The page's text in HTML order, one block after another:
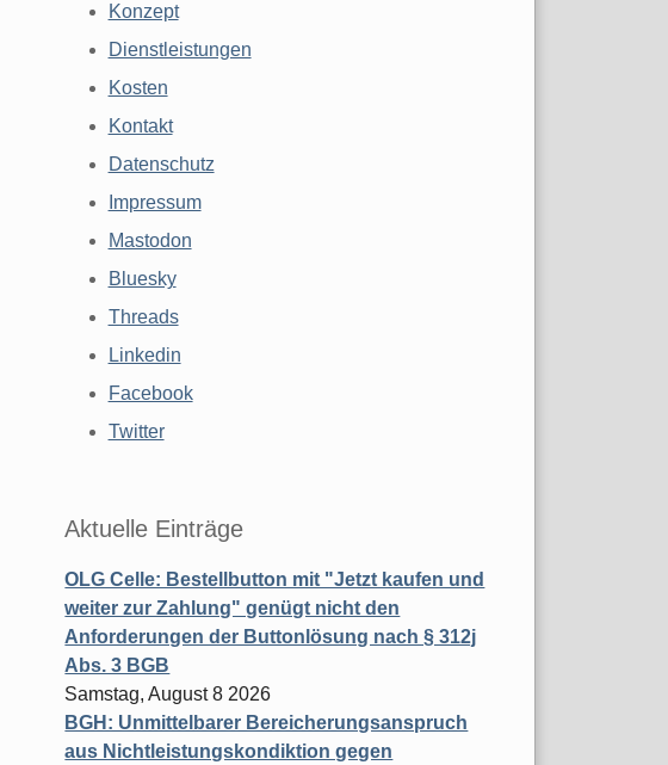
Konzept
Dienstleistungen
Kosten
Kontakt
Datenschutz
Impressum
Mastodon
Bluesky
Threads
Linkedin
Facebook
Twitter
Aktuelle Einträge
OLG Celle: Bestellbutton mit "Jetzt kaufen und
weiter zur Zahlung" genügt nicht den
Anforderungen der Buttonlösung nach § 312j
Abs. 3 BGB
Samstag, August 8 2026
BGH: Unmittelbarer Bereicherungsanspruch
aus Nichtleistungskondiktion gegen